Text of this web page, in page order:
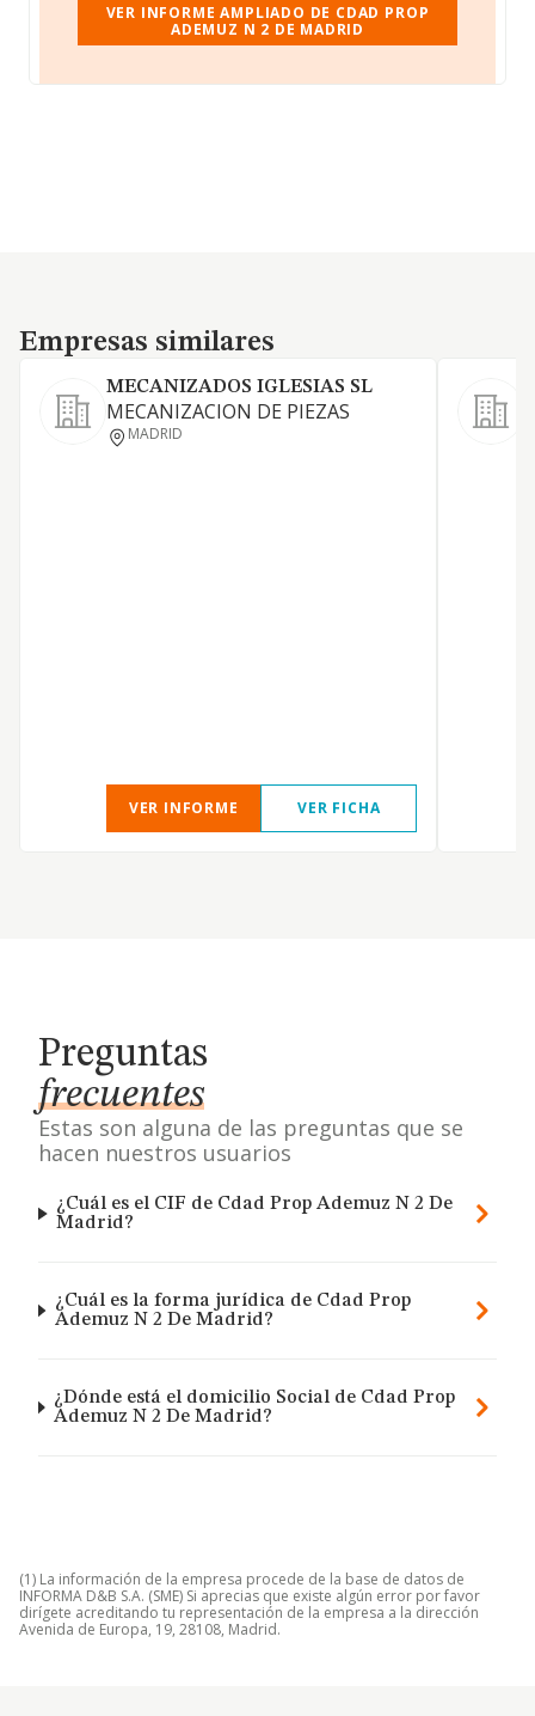
VER INFORME AMPLIADO DE CDAD PROP
ADEMUZ N 2 DE MADRID
Empresas similares
Empresas similares
MECANIZADOS IGLESIAS SL
MECANIZACION DE PIEZAS
MADRID
VER INFORME VER FICHA
Preguntas
frecuentes
Estas son alguna de las preguntas que se
hacen nuestros usuarios
¿Cuál es el CIF de Cdad Prop Ademuz N 2 De
Madrid?
¿Cuál es la forma jurídica de Cdad Prop
Ademuz N 2 De Madrid?
¿Dónde está el domicilio Social de Cdad Prop
Ademuz N 2 De Madrid?
(1) La información de la empresa procede de la base de datos de
INFORMA D&B S.A. (SME) Si aprecias que existe algún error por favor
dirígete acreditando tu representación de la empresa a la dirección
Avenida de Europa, 19, 28108, Madrid.